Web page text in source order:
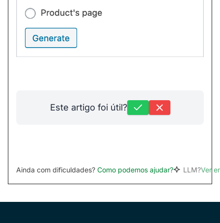
Este artigo foi útil?
Ainda com dificuldades? Como podemos ajudar? LLM?Ver